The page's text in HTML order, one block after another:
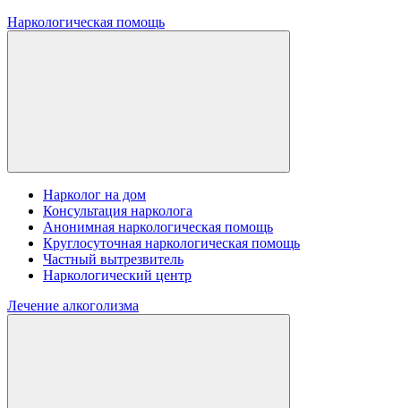
Наркологическая помощь
Нарколог на дом
Консультация нарколога
Анонимная наркологическая помощь
Круглосуточная наркологическая помощь
Частный вытрезвитель
Наркологический центр
Лечение алкоголизма